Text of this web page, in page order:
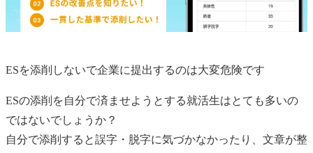
ESを添削しないで企業に提出するのは大変危険です
ESの添削を自分で済ませようとする就活生はとても多いの
ではないでしょうか？
自分で添削すると誤字・脱字に気づかなかったり、文章が整